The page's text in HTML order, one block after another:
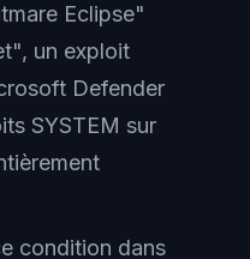
Eclipse"
un exploit
Defender
SYSTEM sur
condition dans